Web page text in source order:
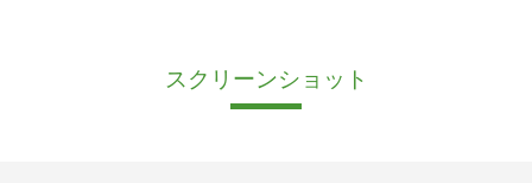
スクリーンショット